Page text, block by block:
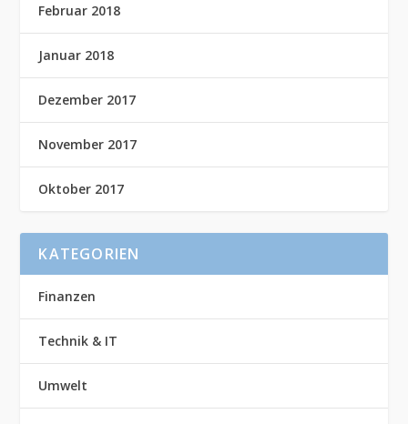
Februar 2018
Januar 2018
Dezember 2017
November 2017
Oktober 2017
KATEGORIEN
Finanzen
Technik & IT
Umwelt